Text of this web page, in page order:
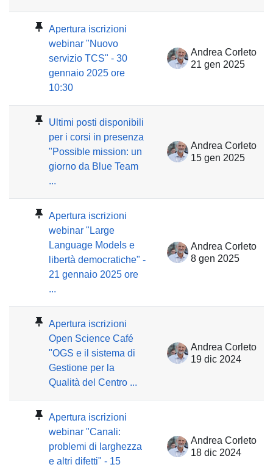
Apertura iscrizioni
webinar "Nuovo
servizio TCS" - 30
gennaio 2025 ore
10:30
Andrea Corleto
21 gen 2025
Ultimi posti disponibili
per i corsi in presenza
"Possible mission: un
giorno da Blue Team
...
Andrea Corleto
15 gen 2025
Apertura iscrizioni
webinar "Large
Language Models e
libertà democratiche" -
21 gennaio 2025 ore
...
Andrea Corleto
8 gen 2025
Apertura iscrizioni
Open Science Café
"OGS e il sistema di
Gestione per la
Qualità del Centro ...
Andrea Corleto
19 dic 2024
Apertura iscrizioni
webinar "Canali:
problemi di larghezza
e altri difetti" - 15
Andrea Corleto
18 dic 2024